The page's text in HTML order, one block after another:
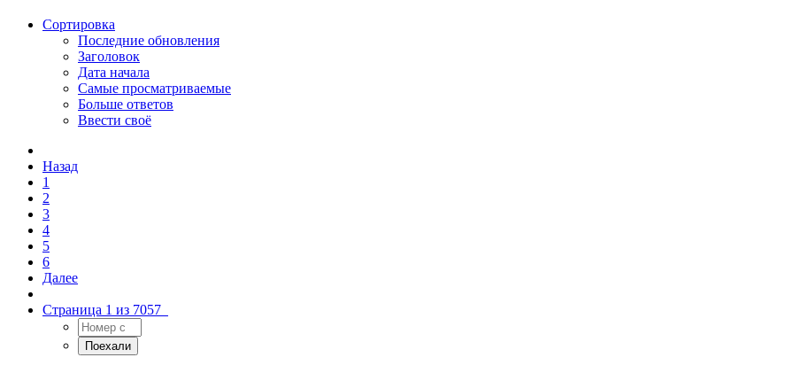
Сортировка
Последние обновления
Заголовок
Дата начала
Самые просматриваемые
Больше ответов
Ввести своё
Назад
1
2
3
4
5
6
Далее
Страница 1 из 7057